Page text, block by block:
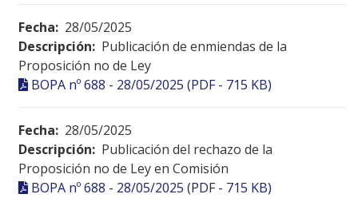
Fecha: 28/05/2025
Descripción: Publicación de enmiendas de la
Proposición no de Ley
BOPA nº 688 - 28/05/2025 (PDF - 715 KB)
Fecha: 28/05/2025
Descripción: Publicación del rechazo de la
Proposición no de Ley en Comisión
BOPA nº 688 - 28/05/2025 (PDF - 715 KB)